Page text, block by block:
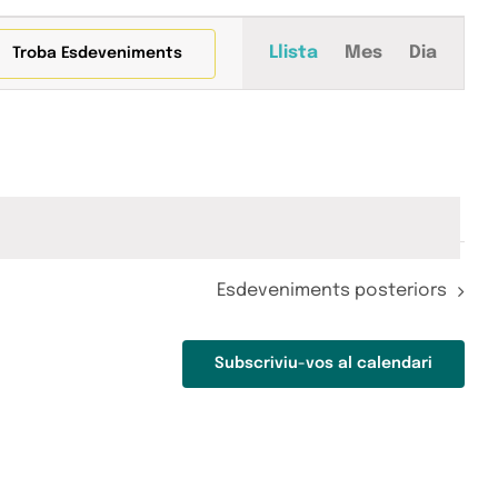
Troba Esdeveniments Llista Mes Dia
Esdeveniments posteriors
Subscriviu-vos al calendari